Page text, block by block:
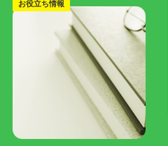
お役立ち情報